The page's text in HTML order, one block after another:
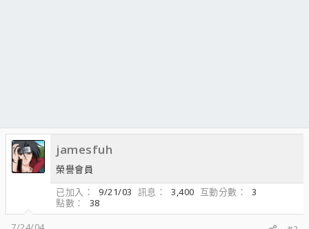
jamesfuh
榮譽會員
已加入
9/21/03 訊息 3,400 互動分數
3
點數
38